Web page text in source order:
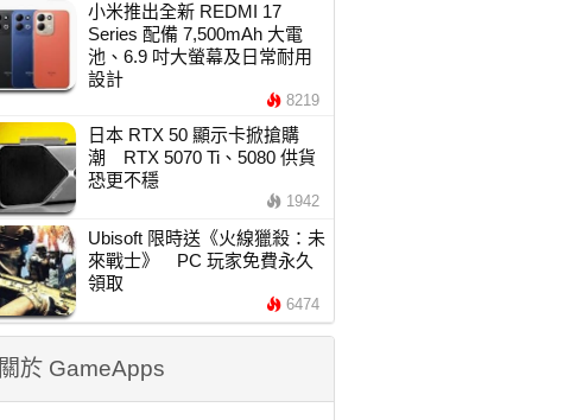
小米推出全新 REDMI 17
Series 配備 7,500mAh 大電
池、6.9 吋大螢幕及日常耐用
設計
8219
日本 RTX 50 顯示卡掀搶購
潮 RTX 5070 Ti、5080 供貨
恐更不穩
1942
Ubisoft 限時送《火線獵殺：未
來戰士》 PC 玩家免費永久
領取
6474
關於 GameApps